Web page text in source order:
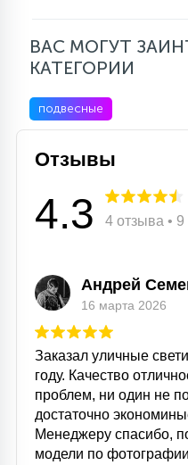
ВАС МОГУТ
КАТЕГОРИИ
подвесные
Отзывы
4.3 4 отзыва •
Андрей
16 марта 2026
Заказал уличные
году. Качество
проблем, ни один не
достаточно
Менеджеру спасибо,
модели по